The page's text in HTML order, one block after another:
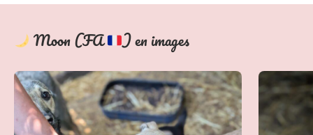
Moon (FA ) en images